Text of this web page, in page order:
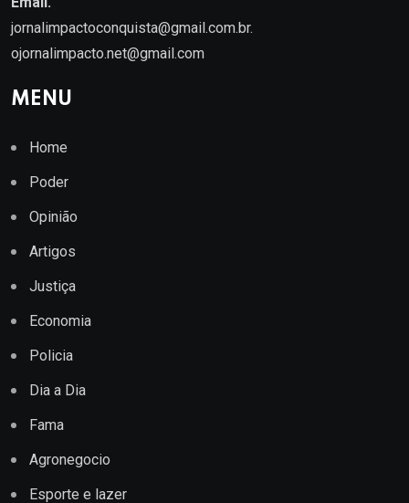
jornalimpactoconquista@gmail.com.br.
ojornalimpacto.net@gmail.com
MENU
Home
Poder
Opinião
Artigos
Justiça
Economia
Policia
Dia a Dia
Fama
Agronegocio
Esporte e lazer